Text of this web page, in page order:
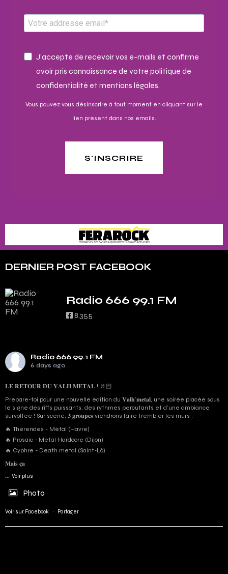
J'accepte de recevoir vos e-mails et confirme
avoir pris connaissance de votre politique de
confidentialité et mentions légales.
Vous pouvez vous désinscrire à tout moment en cliquant sur le
lien présent dans nos emails.
S'INSCRIRE
DERNIER POST FACEBOOK
Radio 666 99.1 FM
8,355
Radio 666 99.1 FM
6 days ago
𝐋𝐄 𝐑𝐄𝐓𝐎𝐔𝐑 𝐃𝐔 𝐕𝐀𝐋𝐇’𝐌𝐄𝐓𝐀𝐋 ! 🤘🏻
Prépare-toi pour une nouvelle édition du 𝐕𝐚𝐥𝐡’𝐦𝐞𝐭𝐚𝐥, une soirée placée sous
le signe des riffs puissants, des rythmes percutants et d'une ambiance
survoltée ! Sur scène, 𝟑 𝐠𝐫𝐨𝐮𝐩𝐞𝐬 viendrons faire trembler les murs :
🔥 Thérendes - Métal (Havre)
🔥 Prosaic - Métal Hardcore (Dijon)
🔥 Cyphre - Death metal (Saint-Lô)
𝐌𝐚𝐢𝐬 𝐜̧𝐚
... Voir plus
Photo
Voir sur Facebook · Partager